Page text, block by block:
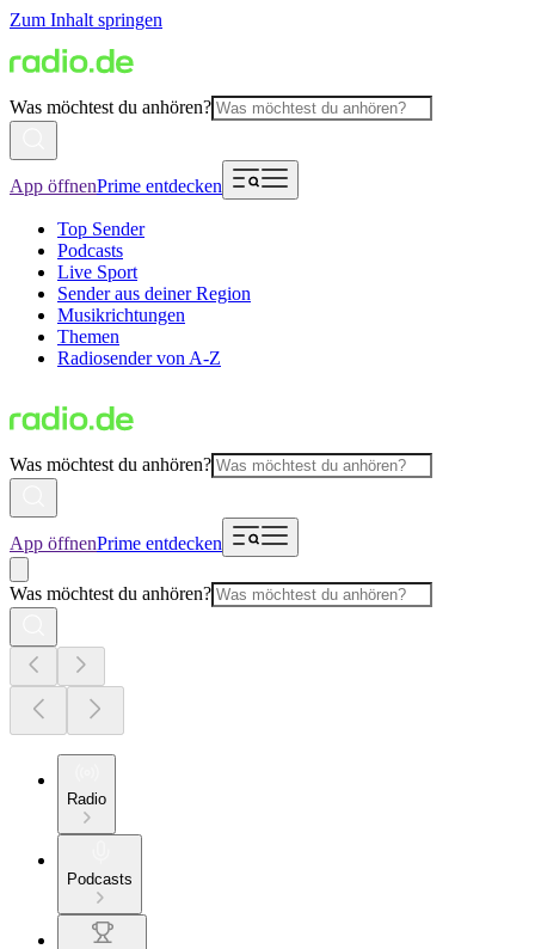
Zum Inhalt springen
Was möchtest du anhören?
App öffnenPrime entdecken
Top Sender
Podcasts
Live Sport
Sender aus deiner Region
Musikrichtungen
Themen
Radiosender von A-Z
Was möchtest du anhören?
App öffnenPrime entdecken
Was möchtest du anhören?
Radio
Podcasts